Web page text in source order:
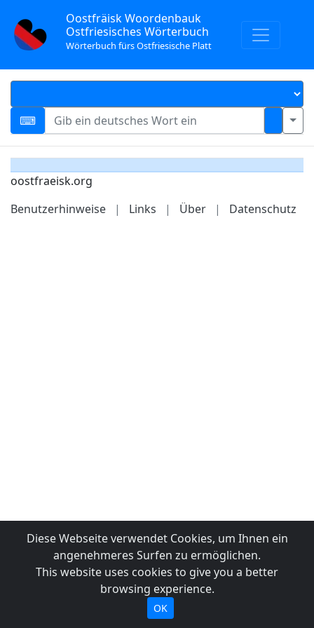
Oostfräisk Woordenbauk
Ostfriesisches Wörterbuch
Wörterbuch fürs Ostfriesische Platt
oostfraeisk.org
Benutzerhinweise
| Links | Über | Datenschutz
Diese Webseite verwendet Cookies, um Ihnen ein
angenehmeres Surfen zu ermöglichen.
This website uses cookies to give you a better
browsing experience.
OK